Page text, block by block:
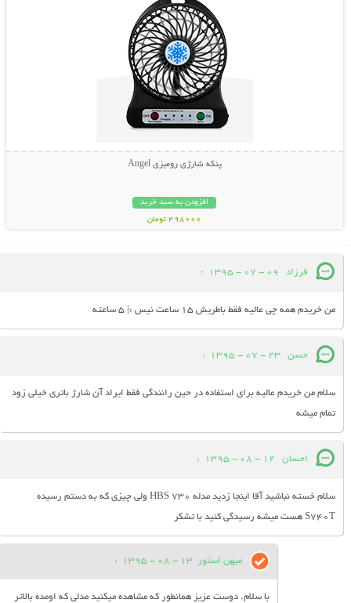
پنکه شارژی رومیزی Angel
افزودن به سبد خرید
498000 تومان
فرزاد 09 - 07 - 1395
:
من خریدم همه چی عالیه فقط باطریش 15 ساعت نیس :| 5 ساعته
حسن 23 - 07 - 1395
:
سلام من خریدم عالیه برای استفاده در حین رانندگی فقط ایراد آن شارژ باتری خیلی زود
تمام میشه
احسان 12 - 08 - 1395
:
سلام خسته نباشید آقا اینجا زدید مدله HBS 730 ولی چیزی که به دستم رسیده
S740T هست میشه رسیدگی کنید با تشکر
میهن استور 13 - 08 - 1395
:
با سلام. دوست عزیز همانطور که مشاهده میکنید مدلی که اومده بالاتر